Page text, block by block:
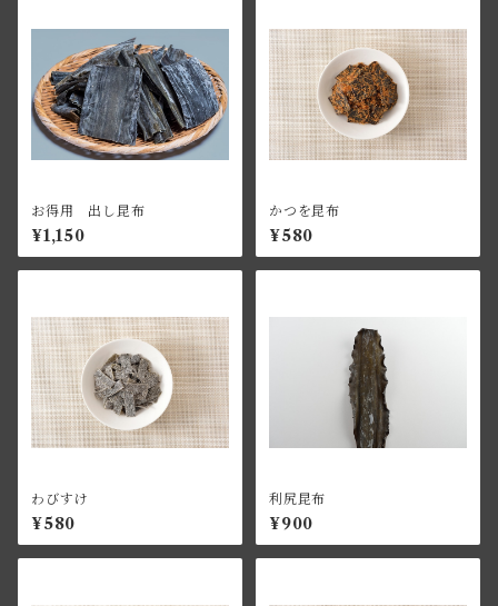
お得用 出し昆布
¥1,150
かつを昆布
¥580
わびすけ
¥580
利尻昆布
¥900